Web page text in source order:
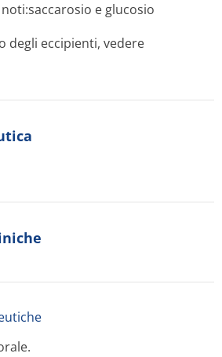
e glucosio
degli eccipienti, vedere